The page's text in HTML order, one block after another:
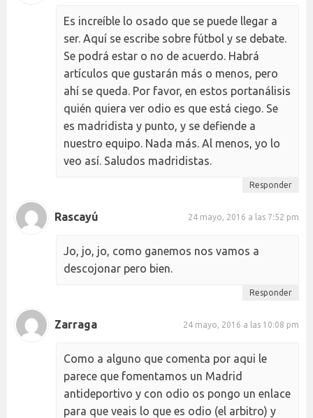
Es increíble lo osado que se puede llegar a
ser. Aquí se escribe sobre fútbol y se debate.
Se podrá estar o no de acuerdo. Habrá
artículos que gustarán más o menos, pero
ahí se queda. Por favor, en estos portanálisis
quién quiera ver odio es que está ciego. Se
es madridista y punto, y se defiende a
nuestro equipo. Nada más. Al menos, yo lo
veo así. Saludos madridistas.
Responder
Rascayú 24 mayo, 2016 a las 7:52 pm
Jo, jo, jo, como ganemos nos vamos a
descojonar pero bien.
Responder
Zarraga 24 mayo, 2016 a las 10:08 pm
Como a alguno que comenta por aqui le
parece que fomentamos un Madrid
antideportivo y con odio os pongo un enlace
para que veais lo que es odio (el arbitro) y